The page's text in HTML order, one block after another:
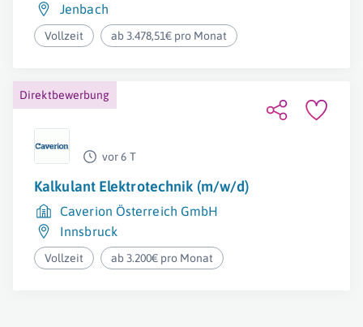
Jenbach
Vollzeit ab 3.478,51€ pro Monat
Direktbewerbung
vor 6 T
Kalkulant Elektrotechnik (m/w/d)
Caverion Österreich GmbH
Innsbruck
Vollzeit ab 3.200€ pro Monat